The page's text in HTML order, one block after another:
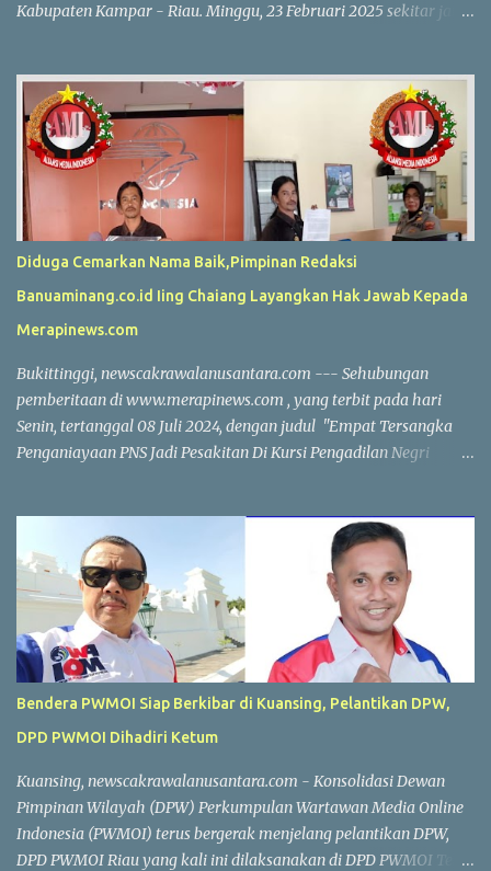
Kabupaten Kampar - Riau. Minggu, 23 Februari 2025 sekitar jam
hilang. Kapolres Kampar AKBP Ronald Sumaja mengungkapkan
bahwa korban pertama kali ditemukan oleh anaknya R (17). Saat
itu R melihat pintu belakang rumah dalam kondisi terbuka dan
langsung masuk bersama saksi lain. "Mereka menemukan korban
dalam kondisi terlentang di dapur dengan tubuh kaku dan kepala
berlumuran darah," ungkap AKBP Ronald Sumaja. Di dekat jasad
panik segera membawa korban ke RS Aulia, tetapi dokter
memastikan bahwa korban sudah meninggal dunia. Hasil
pemeriksaan polisi menunjukkan adanya tanda-tanda kekerasan
Diduga Cemarkan Nama Baik,Pimpinan Redaksi
Banuaminang.co.id Iing Chaiang Layangkan Hak Jawab Kepada
Merapinews.com
Bukittinggi, newscakrawalanusantara.com --- Sehubungan
pemberitaan di www.merapinews.com , yang terbit pada hari
Senin, tertanggal 08 Juli 2024, dengan judul "Empat Tersangka
Penganiayaan PNS Jadi Pesakitan Di Kursi Pengadilan Negri
penganiayaan-pns-jadi.html. Dimana dalam pemberitaan
tersebut ada menyebutkan nama dari pimpinan redaksi
Banuaminang.co.id yaitunya pada paragraf 7 dan 8. Dimana
wartawan dari media online tersebut tidak pernah melakukan
konfirmasi kepada pimpinan redaksi Banuaminang.co.id sebagai
kroschek kebenaran yang diperolehnya di persidangan. Sehingga
www.merapinews.com pada paragraf dan/atau alenia ke 7 (tujuh)
dan 8 (delapan) berujung kepada Pembohongan Publik dan
profesinya sebagai Pemimpin Redaksi Media Online
www.Banuaminang.co.id . Patut diduga kuat, ...
Bendera PWMOI Siap Berkibar di Kuansing, Pelantikan DPW,
DPD PWMOI Dihadiri Ketum
Kuansing, newscakrawalanusantara.com - Konsolidasi Dewan
Pimpinan Wilayah (DPW) Perkumpulan Wartawan Media Online
Indonesia (PWMOI) terus bergerak menjelang pelantikan DPW,
DPD PWMOI Riau yang kali ini dilaksanakan di DPD PWMOI Teluk